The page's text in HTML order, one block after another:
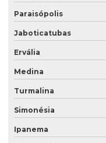
Paraisópolis
Jaboticatubas
Ervália
Medina
Turmalina
Simonésia
Ipanema